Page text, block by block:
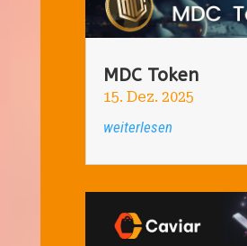
MDC Token
15. Dez. 2025
weiterlesen